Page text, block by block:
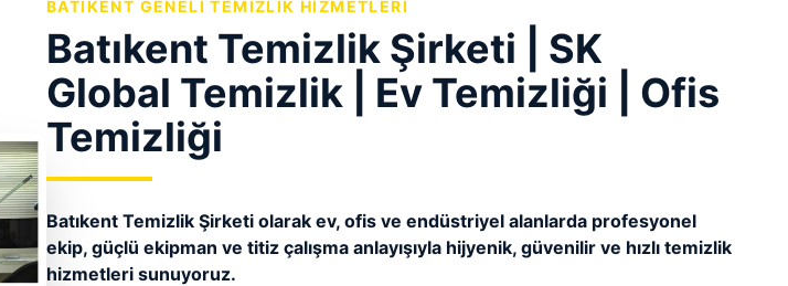
BATIKENT GENELI TEMIZLIK HIZMETLERI
Batıkent Temizlik Şirketi | SK
Global Temizlik | Ev Temizliği | Ofis
Temizliği
Batıkent Temizlik Şirketi olarak ev, ofis ve endüstriyel alanlarda profesyonel
ekip, güçlü ekipman ve titiz çalışma anlayışıyla hijyenik, güvenilir ve hızlı temizlik
hizmetleri sunuyoruz.